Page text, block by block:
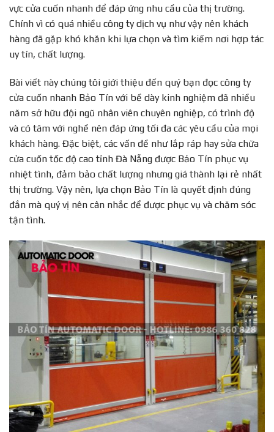
vực cửa cuốn nhanh để đáp ứng nhu cầu của thị trường.
Chính vì có quá nhiều công ty dịch vụ như vậy nên khách
hàng đã gặp khó khăn khi lựa chọn và tìm kiếm nơi hợp tác
uy tín, chất lượng.
Bài viết này chúng tôi giới thiệu đến quý bạn đọc công ty
cửa cuốn nhanh Bảo Tín với bề dày kinh nghiệm đã nhiều
năm sở hữu đội ngũ nhân viên chuyên nghiệp, có trình độ
và có tâm với nghề nên đáp ứng tối đa các yêu cầu của mọi
khách hàng. Đặc biệt, các vấn đề như lắp ráp hay sửa chữa
cửa cuốn tốc độ cao tỉnh Đà Nẵng được Bảo Tín phục vụ
nhiệt tình, đảm bảo chất lượng nhưng giá thành lại rẻ nhất
thị trường. Vậy nên, lựa chọn Bảo Tín là quyết định đúng
đắn mà quý vị nên cân nhắc để được phục vụ và chăm sóc
tận tình.